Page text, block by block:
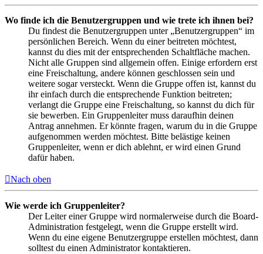
Wo finde ich die Benutzergruppen und wie trete ich ihnen bei?
Du findest die Benutzergruppen unter „Benutzergruppen“ im
persönlichen Bereich. Wenn du einer beitreten möchtest,
kannst du dies mit der entsprechenden Schaltfläche machen.
Nicht alle Gruppen sind allgemein offen. Einige erfordern erst
eine Freischaltung, andere können geschlossen sein und
weitere sogar versteckt. Wenn die Gruppe offen ist, kannst du
ihr einfach durch die entsprechende Funktion beitreten;
verlangt die Gruppe eine Freischaltung, so kannst du dich für
sie bewerben. Ein Gruppenleiter muss daraufhin deinen
Antrag annehmen. Er könnte fragen, warum du in die Gruppe
aufgenommen werden möchtest. Bitte belästige keinen
Gruppenleiter, wenn er dich ablehnt, er wird einen Grund
dafür haben.
Nach oben
Wie werde ich Gruppenleiter?
Der Leiter einer Gruppe wird normalerweise durch die Board-
Administration festgelegt, wenn die Gruppe erstellt wird.
Wenn du eine eigene Benutzergruppe erstellen möchtest, dann
solltest du einen Administrator kontaktieren.